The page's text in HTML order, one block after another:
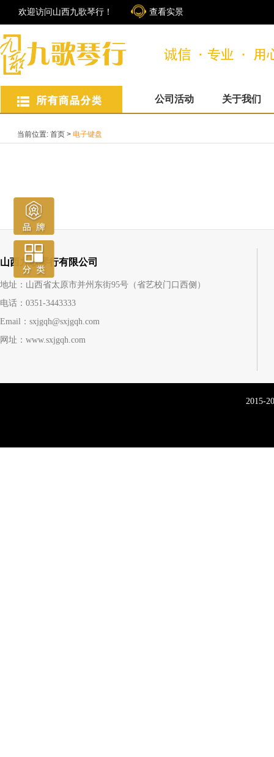
欢迎访问山西九歌琴行！ 查看实景
公司活动 关于我们
当前位置: 首页 > 电子键盘
山西九歌琴行有限公司
地址：山西省太原市并州东街95号（省艺校门口西侧）
电话：0351-3443333
Email：sxjgqh@sxjgqh.com
网址：www.sxjgqh.com
2015-